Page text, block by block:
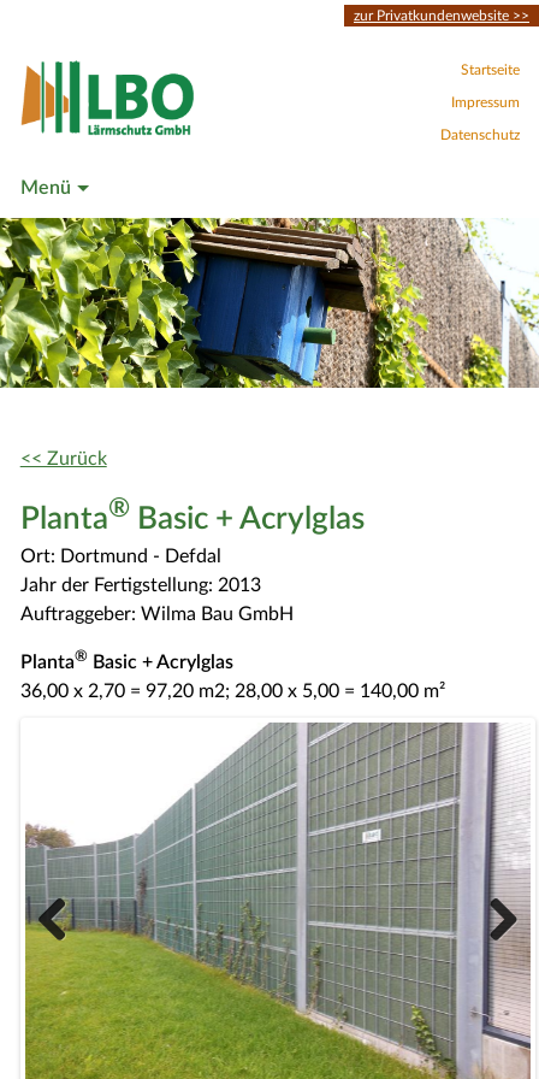
zur Privatkundenwebsite >>
Startseite
Impressum
Datenschutz
Menü
<< Zurück
Planta®Basic + Acrylglas
Ort: Dortmund - Defdal
Jahr der Fertigstellung: 2013
Auftraggeber: Wilma Bau GmbH
Planta®Basic + Acrylglas
36,00 x 2,70 = 97,20 m2; 28,00 x 5,00 = 140,00 m²
Previous Next